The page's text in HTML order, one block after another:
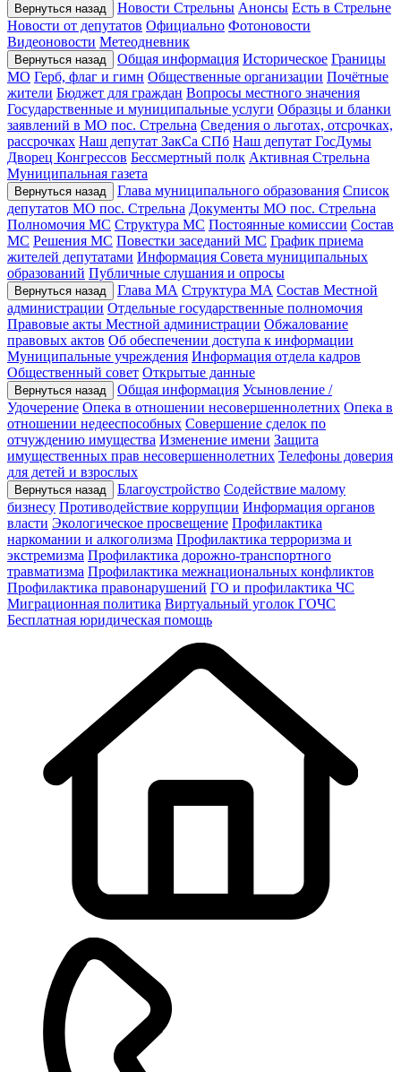
Вернуться назад Новости Стрельны Анонсы Есть в Стрельне
Новости от депутатов Официально Фотоновости
Видеоновости Метеодневник
Вернуться назад Общая информация Историческое Границы
МО Герб, флаг и гимн Общественные организации Почётные
жители Бюджет для граждан Вопросы местного значения
Государственные и муниципальные услуги Образцы и бланки
заявлений в МО пос. Стрельна Сведения о льготах, отсрочках,
рассрочках Наш депутат ЗакСа СПб Наш депутат ГосДумы
Дворец Конгрессов Бессмертный полк Активная Стрельна
Муниципальная газета
Вернуться назад Глава муниципального образования Список
депутатов МО пос. Стрельна Документы МО пос. Стрельна
Полномочия МС Структура МС Постоянные комиссии Состав
МС Решения МС Повестки заседаний МС График приема
жителей депутатами Информация Совета муниципальных
образований Публичные слушания и опросы
Вернуться назад Глава МА Структура МА Состав Местной
администрации Отдельные государственные полномочия
Правовые акты Местной администрации Обжалование
правовых актов Об обеспечении доступа к информации
Муниципальные учреждения Информация отдела кадров
Общественный совет Открытые данные
Вернуться назад Общая информация Усыновление /
Удочерение Опека в отношении несовершеннолетних Опека в
отношении недееспособных Совершение сделок по
отчуждению имущества Изменение имени Защита
имущественных прав несовершеннолетних Телефоны доверия
для детей и взрослых
Вернуться назад Благоустройство Содействие малому
бизнесу Противодействие коррупции Информация органов
власти Экологическое просвещение Профилактика
наркомании и алкоголизма Профилактика терроризма и
экстремизма Профилактика дорожно-транспортного
травматизма Профилактика межнациональных конфликтов
Профилактика правонарушений ГО и профилактика ЧС
Миграционная политика Виртуальный уголок ГОЧС
Бесплатная юридическая помощь